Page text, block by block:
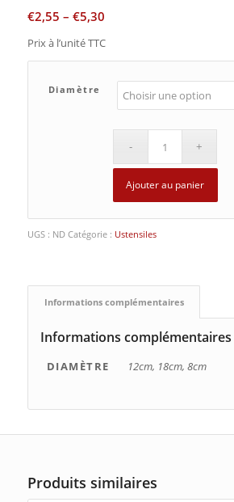
€2,55 – €5,30
Prix à l’unité TTC
Diamètre
Ajouter au panier
UGS : ND Catégorie : Ustensiles
Informations complémentaires
Informations complémentaires
DIAMÈTRE 12cm, 18cm, 8cm
Produits similaires